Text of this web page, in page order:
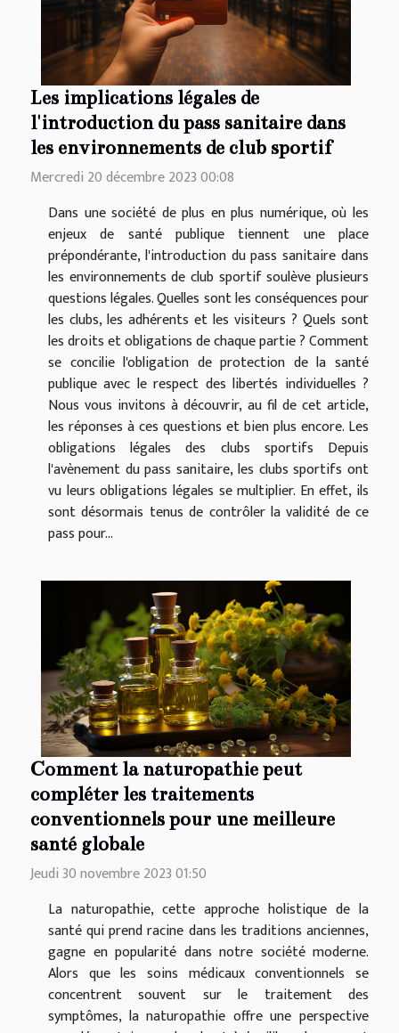
Les implications légales de
l'introduction du pass sanitaire dans
les environnements de club sportif
Mercredi 20 décembre 2023 00:08
Dans une société de plus en plus numérique, où les
enjeux de santé publique tiennent une place
prépondérante, l'introduction du pass sanitaire dans
les environnements de club sportif soulève plusieurs
questions légales. Quelles sont les conséquences pour
les clubs, les adhérents et les visiteurs ? Quels sont
les droits et obligations de chaque partie ? Comment
se concilie l'obligation de protection de la santé
publique avec le respect des libertés individuelles ?
Nous vous invitons à découvrir, au fil de cet article,
les réponses à ces questions et bien plus encore. Les
obligations légales des clubs sportifs Depuis
l'avènement du pass sanitaire, les clubs sportifs ont
vu leurs obligations légales se multiplier. En effet, ils
sont désormais tenus de contrôler la validité de ce
pass pour...
Comment la naturopathie peut
compléter les traitements
conventionnels pour une meilleure
santé globale
Jeudi 30 novembre 2023 01:50
La naturopathie, cette approche holistique de la
santé qui prend racine dans les traditions anciennes,
gagne en popularité dans notre société moderne.
Alors que les soins médicaux conventionnels se
concentrent souvent sur le traitement des
symptômes, la naturopathie offre une perspective